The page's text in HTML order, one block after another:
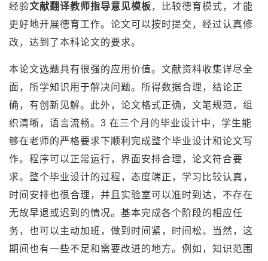
经验文献翻译教师指导意见模板，比较德育模式，才能
更好地开展德育工作。论文可以按时提交，经过认真修
改，达到了本科论文的要求。
本论文选题具有很强的应用价值。文献资料收集详尽全
面，所学知识用于解决问题。所得数据合理，结论正
确，有创新见解。此外，论文格式正确，文笔规范，组
织清晰，语言流畅。3 在三个月的毕业设计中，学生能
够在老师的严格要求下顺利完成整个毕业设计和论文写
作。程序可以正常运行，界面安排合理，论文符合要
求。整个毕业设计的过程，态度端正，学习比较认真，
时间安排也很合理，并且实验室可以准时到达，不存在
无故早退或迟到的情况。基本完成各个阶段的相应任
务，也可以主动加班，做到时间紧，时间松。当然，这
期间也有一些不足和需要改进的地方。例如，知识范围